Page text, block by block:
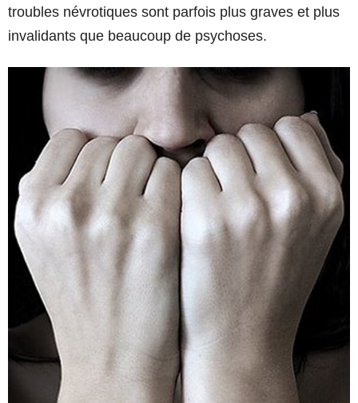
troubles névrotiques sont parfois plus graves et plus
invalidants que beaucoup de psychoses.